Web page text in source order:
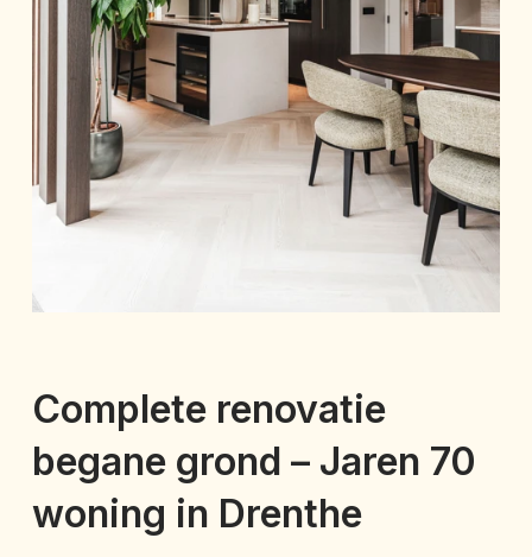
Complete renovatie
begane grond – Jaren 70
woning in Drenthe